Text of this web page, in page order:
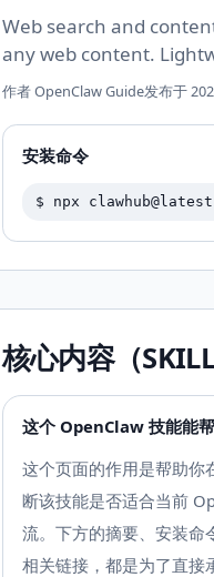
Web search and
any web content.
作者OpenClaw Guide发布于
安装命令
$ npx
核心内容（
这个 OpenClaw 技能能
这个页面的作用是帮助你
断该技能是否适合当前
流。下方的摘要、安装命
相关链接，都是为了直接